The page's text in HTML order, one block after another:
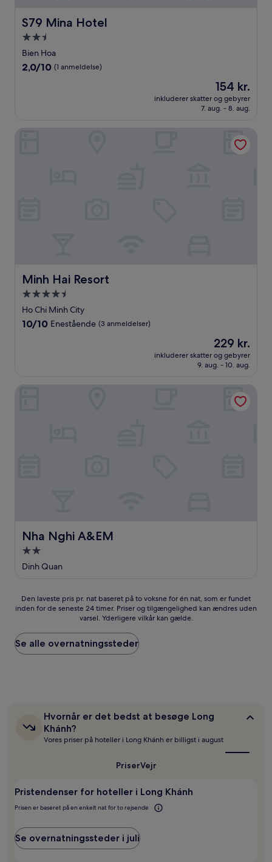
S79 Mina Hotel
S79 Mina Hotel
2.5-
stjernet
overnatningssted
Bien Hoa
2.0
2,0/10 (1 anmeldelse)
Prisen
er
154 kr.
154 kr.
inkluderer skatter og gebyrer
7. aug. - 8. aug.
Minh Hai Resort
Minh Hai Resort
4.5-
stjernet
overnatningssted
Ho Chi Minh City
10.0
anmeldelser)
10/10 Enestående (3 anmeldelser)
Prisen
er
229 kr.
229 kr.
inkluderer skatter og gebyrer
9. aug. - 10. aug.
Nha Nghi A&EM
Nha Nghi A&EM
2.0-
stjernet
Dinh Quan
Den
laveste
pr.
nat
baseret
som
seneste
24
Priser
og
tilgængelighed
Den laveste pris pr. nat baseret på to voksne for én nat, som er fundet
inden for de seneste 24 timer. Priser og tilgængelighed kan ændres uden
varsel. Yderligere vilkår kan gælde.
Se alle overnatningssteder
Hvornår
er
det
bedst
Hvornår er det bedst at besøge Long
Khánh?
Vores priser på hoteller i Long Khánh er billigst i august
PriserVejr
Pristendenser for hoteller i Long Khánh
Prisen er baseret på en enkelt nat for to rejsende
Se overnatningssteder i juli